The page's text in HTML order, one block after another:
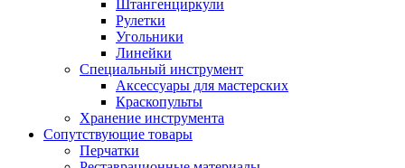
Штангенциркули
Рулетки
Угольники
Линейки
Специальный инструмент
Аксессуары для мастерских
Краскопульты
Хранение инструмента
Сопутствующие товары
Перчатки